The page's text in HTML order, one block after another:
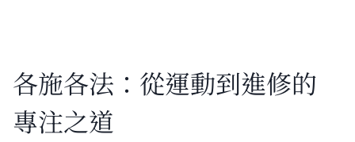
各施各法：從運動到進修的
專注之道